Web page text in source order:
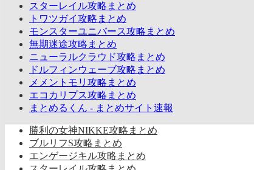
スターレイル攻略まとめ
トワツガイ攻略まとめ
モンスターユニバース攻略まとめ
無期迷途攻略まとめ
ニューラルクラウド攻略まとめ
ドルフィンウェーブ攻略まとめ
メメントモリ攻略まとめ
エコカリプス攻略まとめ
まとめるくん - まとめサイト速報
勝利の女神NIKKE攻略まとめ
ブルリフS攻略まとめ
エンゲージキル攻略まとめ